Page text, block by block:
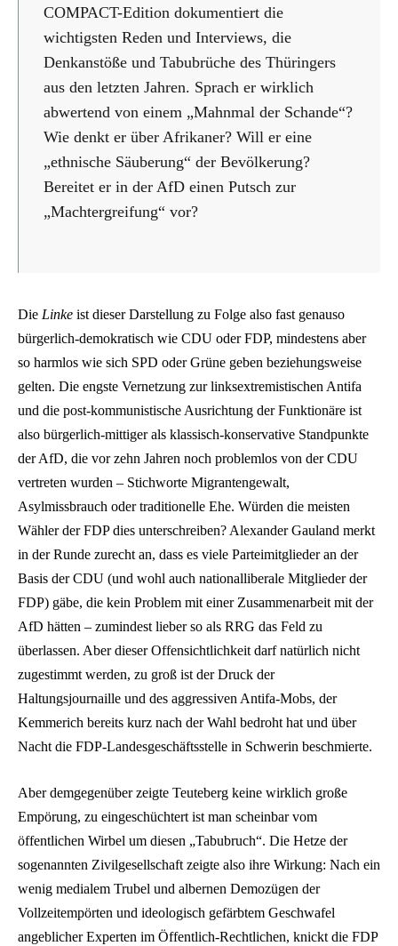
COMPACT-Edition dokumentiert die
wichtigsten Reden und Interviews, die
Denkanstöße und Tabubrüche des Thüringers
aus den letzten Jahren. Sprach er wirklich
abwertend von einem „Mahnmal der Schande“?
Wie denkt er über Afrikaner? Will er eine
„ethnische Säuberung“ der Bevölkerung?
Bereitet er in der AfD einen Putsch zur
„Machtergreifung“ vor?
Die Linke ist dieser Darstellung zu Folge also fast genauso
bürgerlich-demokratisch wie CDU oder FDP, mindestens aber
so harmlos wie sich SPD oder Grüne geben beziehungsweise
gelten. Die engste Vernetzung zur linksextremistischen Antifa
und die post-kommunistische Ausrichtung der Funktionäre ist
also bürgerlich-mittiger als klassisch-konservative Standpunkte
der AfD, die vor zehn Jahren noch problemlos von der CDU
vertreten wurden – Stichworte Migrantengewalt,
Asylmissbrauch oder traditionelle Ehe. Würden die meisten
Wähler der FDP dies unterschreiben? Alexander Gauland merkt
in der Runde zurecht an, dass es viele Parteimitglieder an der
Basis der CDU (und wohl auch nationalliberale Mitglieder der
FDP) gäbe, die kein Problem mit einer Zusammenarbeit mit der
AfD hätten – zumindest lieber so als RRG das Feld zu
überlassen. Aber dieser Offensichtlichkeit darf natürlich nicht
zugestimmt werden, zu groß ist der Druck der
Haltungsjournaille und des aggressiven Antifa-Mobs, der
Kemmerich bereits kurz nach der Wahl bedroht hat und über
Nacht die FDP-Landesgeschäftsstelle in Schwerin beschmierte.
Aber demgegenüber zeigte Teuteberg keine wirklich große
Empörung, zu eingeschüchtert ist man scheinbar vom
öffentlichen Wirbel um diesen „Tabubruch“. Die Hetze der
sogenannten Zivilgesellschaft zeigte also ihre Wirkung: Nach ein
wenig medialem Trubel und albernen Demozügen der
Vollzeitempörten und ideologisch gefärbtem Geschwafel
angeblicher Experten im Öffentlich-Rechtlichen, knickt die FDP